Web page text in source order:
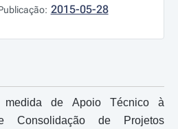
2015-05-28
medida de Apoio Técnico à
Consolidação de Projetos